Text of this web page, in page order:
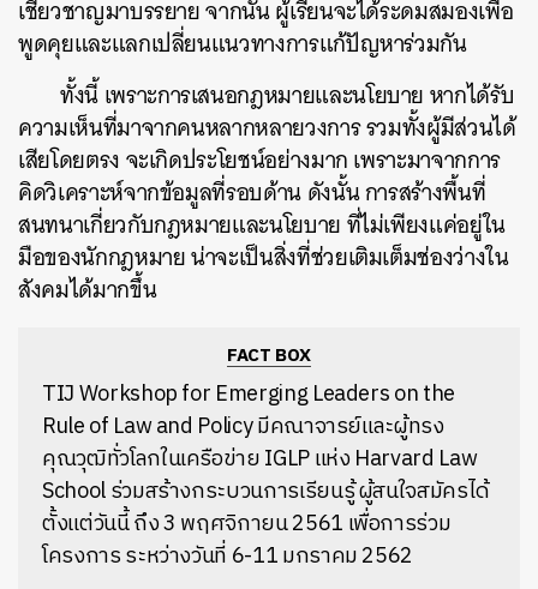
เชี่ยวชาญมาบรรยาย จากนั้น ผู้เรียนจะได้ระดมสมองเพื่อ
พูดคุยและแลกเปลี่ยนแนวทางการแก้ปัญหาร่วมกัน
ทั้งนี้ เพราะการเสนอกฎหมายและนโยบาย หากได้รับ
ความเห็นที่มาจากคนหลากหลายวงการ รวมทั้งผู้มีส่วนได้
เสียโดยตรง จะเกิดประโยชน์อย่างมาก เพราะมาจากการ
คิดวิเคราะห์จากข้อมูลที่รอบด้าน ดังนั้น การสร้างพื้นที่
สนทนาเกี่ยวกับกฎหมายและนโยบาย ที่ไม่เพียงแค่อยู่ใน
มือของนักกฎหมาย น่าจะเป็นสิ่งที่ช่วยเติมเต็มช่องว่างใน
สังคมได้มากขึ้น
FACT BOX
TIJ Workshop for Emerging Leaders on the
Rule of Law and Policy มีคณาจารย์และผู้ทรง
คุณวุฒิทั่วโลกในเครือข่าย IGLP แห่ง Harvard Law
School ร่วมสร้างกระบวนการเรียนรู้ ผู้สนใจสมัครได้
ตั้งแต่วันนี้ ถึง 3 พฤศจิกายน 2561 เพื่อการร่วม
โครงการ ระหว่างวันที่ 6-11 มกราคม 2562